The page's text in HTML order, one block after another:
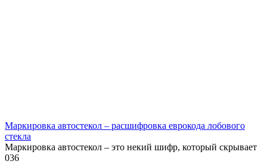
Маркировка автостекол – расшифровка еврокода лобового
стекла
Маркировка автостекол – это некий шифр, который скрывает
036